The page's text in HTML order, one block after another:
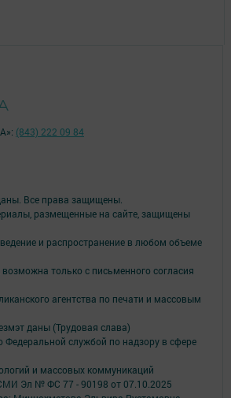
Все права защищены.
размещенные на сайте, защищены
и распространение в любом объеме
только с письменного согласия
агентства по печати и массовым
даны (Трудовая слава)
службой по надзору в сфере
и массовых коммуникаций
Эл № ФС 77 - 90198 от 07.10.2025
(843) 222 09 84